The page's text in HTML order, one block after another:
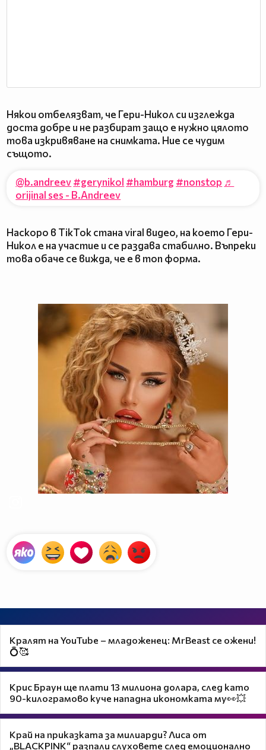
Някои отбелязват, че Гери-Никол си изглежда
доста добре и не разбират защо е нужно цялото
това изкривяване на снимката. Ние се чудим
същото.
@b.andreev#gerynikol #hamburg #nonstop ♬
orijinal ses - B.Andreev
Наскоро в TikTok стана viral видео, на което Гери-
Никол е на участие и се раздава стабилно. Въпреки
това обаче се вижда, че е в топ форма.
Кралят на YouTube – младоженец: MrBeast се ожени!
💍🥰
Крис Браун ще плати 13 милиона долара, след като
90-килограмово куче нападна икономката му👀💥
Край на приказката за милиарди? Лиса от
„BLACKPINK“ разпали слуховете след емоционално